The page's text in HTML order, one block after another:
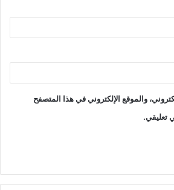
والموقع الإلكتروني في هذا المتصفح
تعليقي.